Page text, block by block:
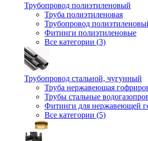
Трубопровод полиэтиленовый
Труба полиэтиленовая
Трубопровод
Фитинги полиэтиленовые
Все категории (3)
Трубопровод стальной, чугунный
Труба нержавеющая
Трубы стальные
Фитинги для нержавеющей
Все категории (5)